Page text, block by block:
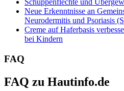
Schuppenflechte und
Neue Erkenntnisse an
Neurodermitis und Psoriasis
Creme auf Haferbasis
bei Kindern
FAQ
FAQ zu Hautinfo.de